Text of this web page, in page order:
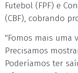
Futebol (FPF) e
(CBF), cobrando
"Fomos mais uma
Precisamos
Poderíamos ter